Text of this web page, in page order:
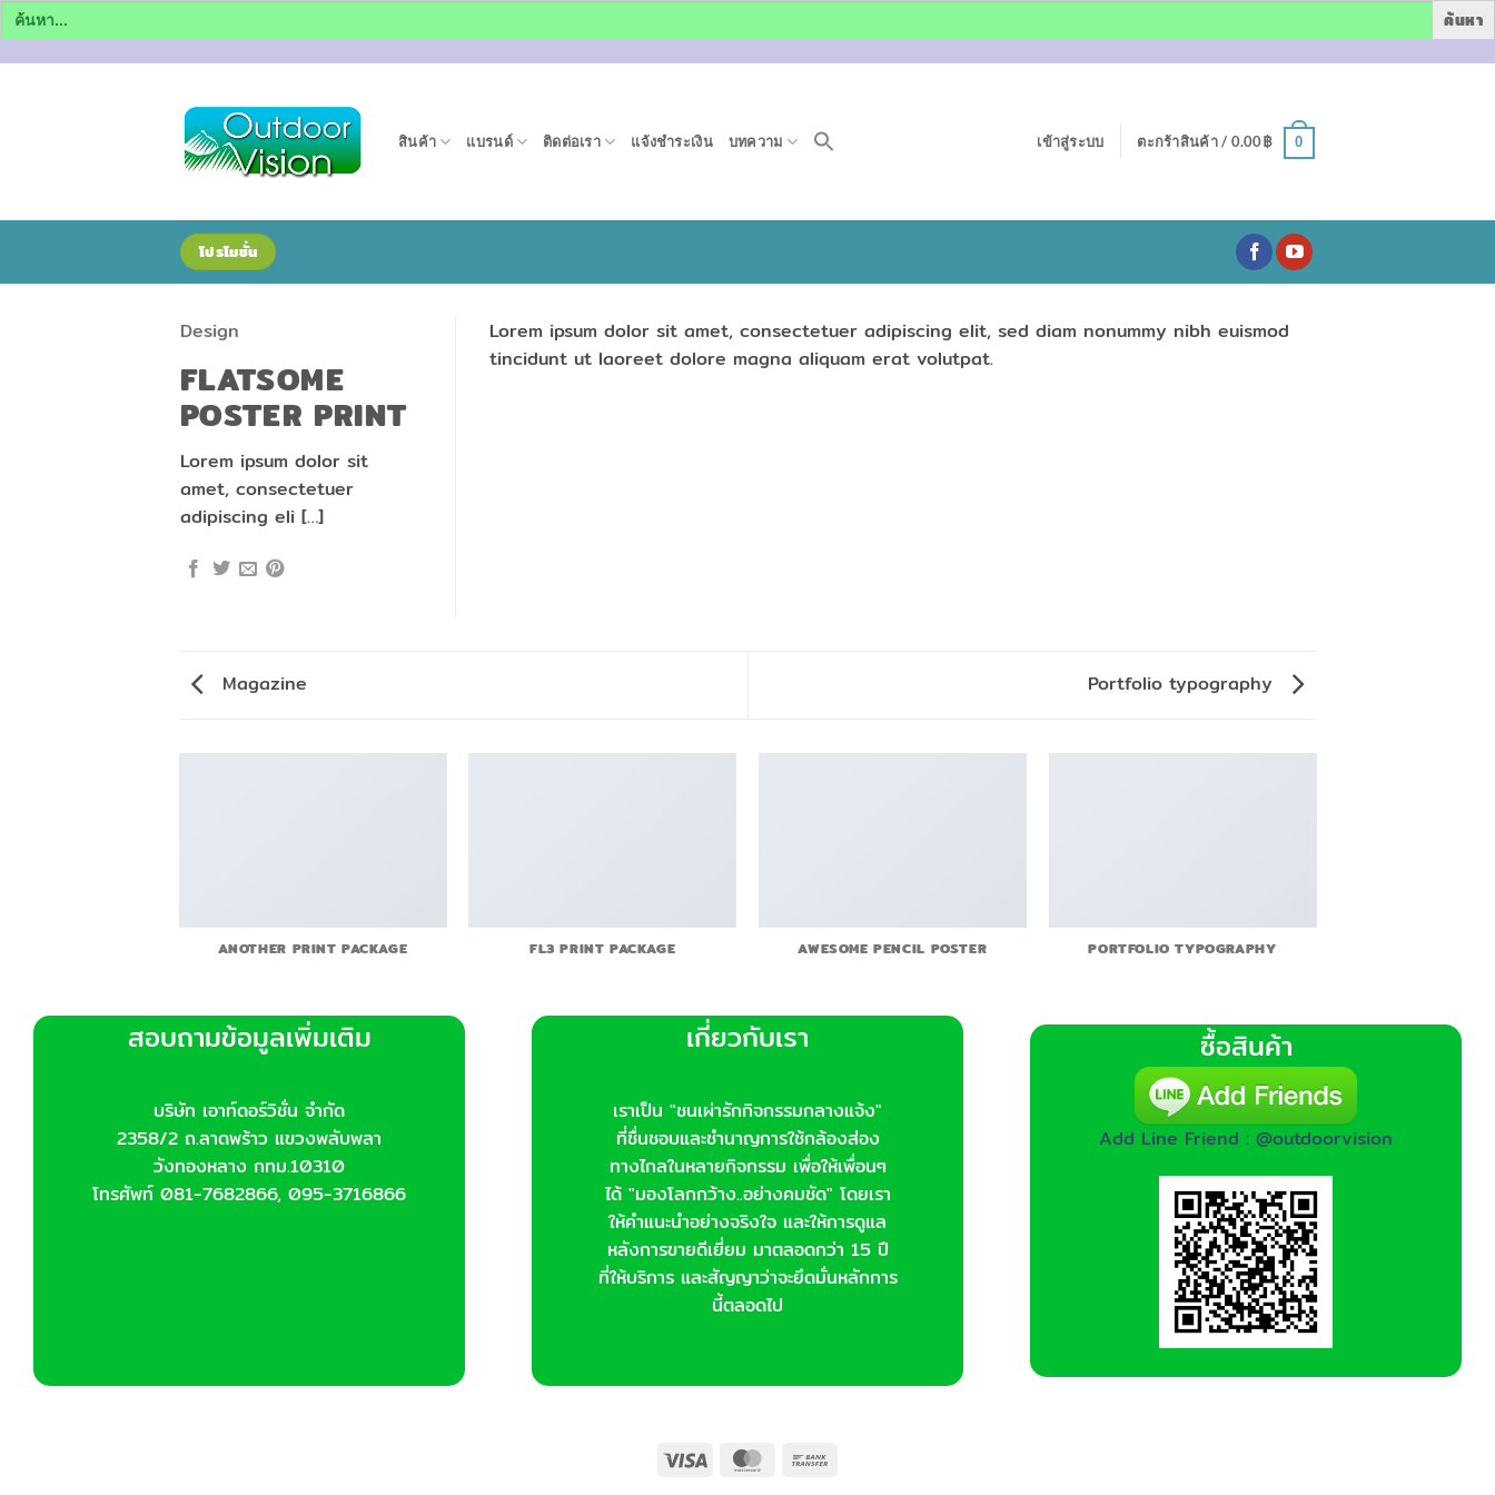
Search
for:
สินค้า แบรนด์ ติดต่อเรา แจ้งชำระเงิน บทความ เข้าสู่ระบบ ตะกร้าสินค้า / 0.00฿ 0
โปรโมชั่น
Design
FLATSOME
POSTER PRINT
Lorem ipsum dolor sit
amet, consectetuer
adipiscing eli […]
Lorem ipsum dolor sit amet, consectetuer adipiscing elit, sed diam nonummy nibh euismod
tincidunt ut laoreet dolore magna aliquam erat volutpat.
Magazine Portfolio typography
ANOTHER PRINT PACKAGE FL3 PRINT PACKAGE AWESOME PENCIL POSTER PORTFOLIO TYPOGRAPHY
สอบถามข้อมูลเพิ่มเติม
บริษัท เอาท์ดอร์วิชั่น จำกัด
2358/2 ถ.ลาดพร้าว แขวงพลับพลา
วังทองหลาง กทม.10310
โทรศัพท์ 081-7682866, 095-3716866
เกี่ยวกับเรา
เราเป็น "ชนเผ่ารักกิจกรรมกลางแจ้ง"
ที่ชื่นชอบและชำนาญการใช้กล้องส่อง
ทางไกลในหลายกิจกรรม เพื่อให้เพื่อนๆ
ได้ "มองโลกกว้าง..อย่างคมชัด" โดยเรา
ให้คำแนะนำอย่างจริงใจ และให้การดูแล
หลังการขายดีเยี่ยม มาตลอดกว่า 15 ปี
ที่ให้บริการ และสัญญาว่าจะยึดมั่นหลักการ
นี้ตลอดไป
ซื้อสินค้า
Add Line Friend : @outdoorvision
Visa MasterCard